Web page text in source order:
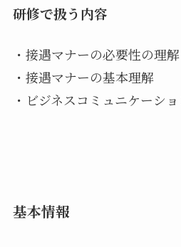
研修で扱う内容
・接遇マナーの必要性の理解
・接遇マナーの基本理解
・ビジネスコミュニケーシ
基本情報